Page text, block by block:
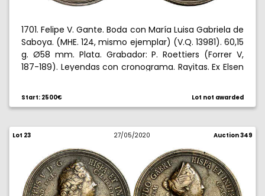
1701. Felipe V. Gante. Boda con María Luisa Gabriela de
Saboya. (MHE. 124, mismo ejemplar) (V.Q. 13981). 60,15
g. Ø58 mm. Plata. Grabador: P. Roettiers (Forrer V,
187-189). Leyendas con cronograma. Rayitas. Ex Elsen
Felipe V contaba 18 años de edad cuando desposó a
Amadeo II y de Ana de Orleans. Este matrimonio
contravenía el testamento de Carlos II, que
recomendaba que Felipe se casara con una hija del
emperador Leopoldo para facilitar la paz entre
España, Francia y el Sacro Imperio. Pese a su extrema
juventud, la reina dio muestras de inteligencia y
Start: 2500€ Lot not awarded
Lot 23 27/05/2020 Auction 349